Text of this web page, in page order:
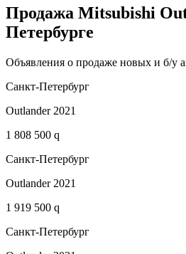
Продажа Mitsubishi
Петербурге
Объявления о продаже новых и б/у
Санкт-Петербург
Outlander 2021
1 808 500 q
Санкт-Петербург
Outlander 2021
1 919 500 q
Санкт-Петербург